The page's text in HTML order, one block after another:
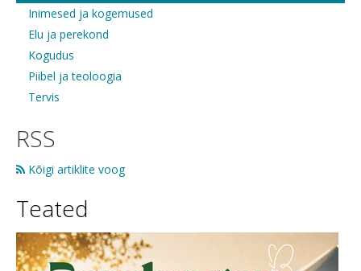
Inimesed ja kogemused
Elu ja perekond
Kogudus
Piibel ja teoloogia
Tervis
RSS
Kõigi artiklite voog
Teated